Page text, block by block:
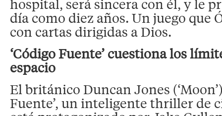
hospital, será sincera con él, y le
día como diez años. Un juego que
con cartas dirigidas a Dios.
‘Código Fuente’ cuestiona los
espacio
El británico Duncan Jones
Fuente’, un inteligente thriller de